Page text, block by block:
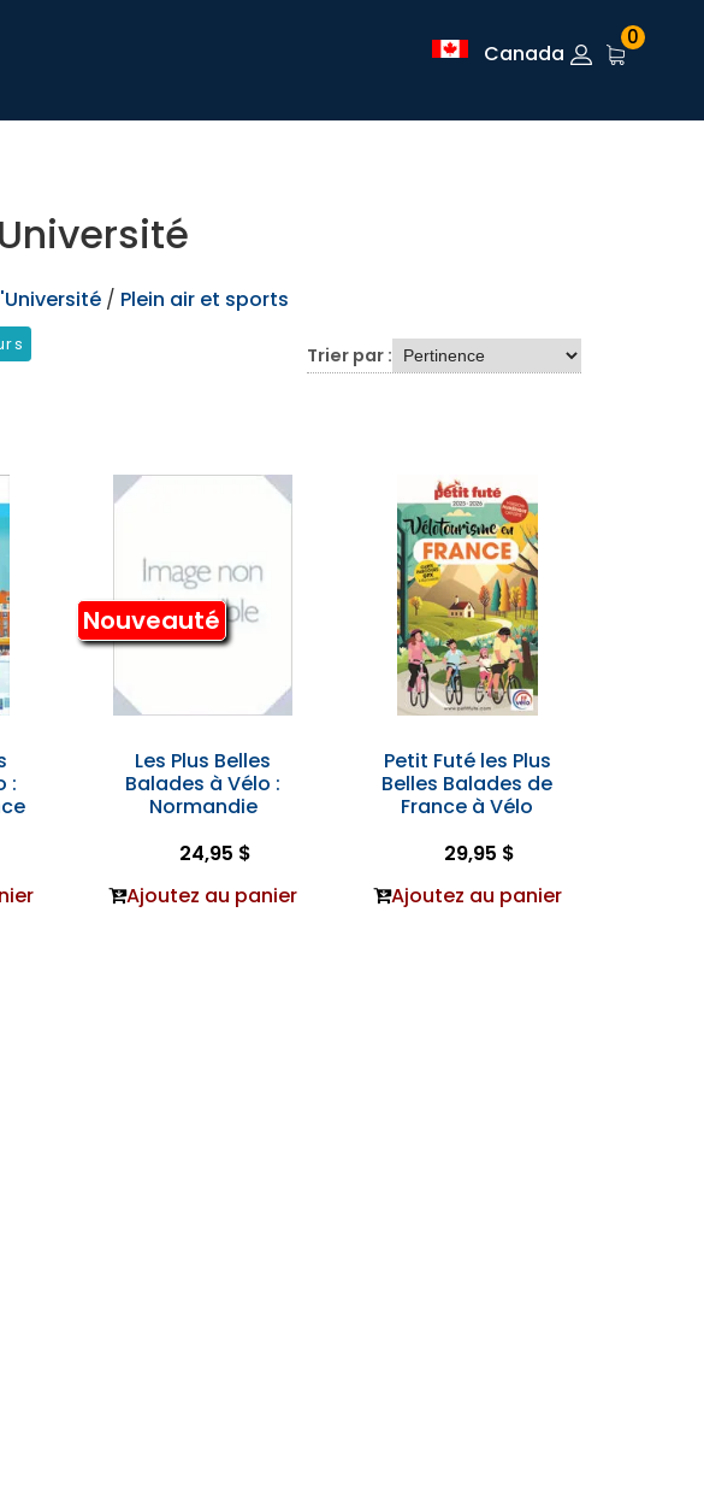
Canada
0
/ Plein air et sports
Trier par :
:
Nouveauté
Les Plus Belles
Balades à Vélo :
Normandie
24,95 $
Ajoutez au panier
Petit Futé les Plus
Belles Balades de
France à Vélo
29,95 $
Ajoutez au panier